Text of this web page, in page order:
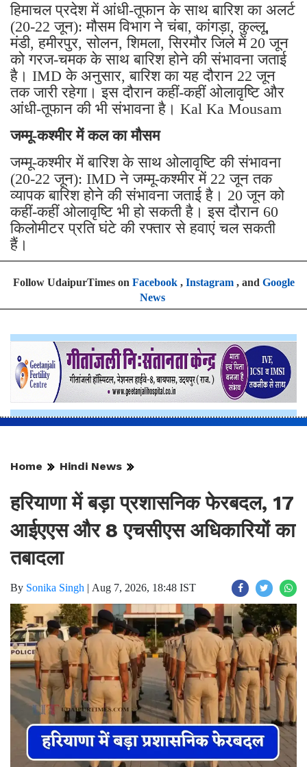
हिमाचल प्रदेश में आंधी-तूफान के साथ बारिश का अलर्ट
(20-22 जून): मौसम विभाग ने चंबा, कांगड़ा, कुल्लू,
मंडी, हमीरपुर, सोलन, शिमला, सिरमौर जिले में 20 जून
को गरज-चमक के साथ बारिश होने की संभावना जताई
है। IMD के अनुसार, बारिश का यह दौरान 22 जून
तक जारी रहेगा। इस दौरान कहीं-कहीं ओलावृष्टि और
आंधी-तूफान की भी संभावना है। Kal Ka Mousam
जम्मू-कश्मीर में कल का मौसम
जम्मू-कश्मीर में बारिश के साथ ओलावृष्टि की संभावना
(20-22 जून): IMD ने जम्मू-कश्मीर में 22 जून तक
व्यापक बारिश होने की संभावना जताई है। 20 जून को
कहीं-कहीं ओलावृष्टि भी हो सकती है। इस दौरान 60
किलोमीटर प्रति घंटे की रफ्तार से हवाएं चल सकती
हैं।
Follow UdaipurTimes on Facebook, Instagram, and Google
News
Home Hindi News
हरियाणा में बड़ा प्रशासनिक फेरबदल, 17
आईएएस और 8 एचसीएस अधिकारियों का
तबादला
By Sonika Singh | Aug 7, 2026, 18:48 IST